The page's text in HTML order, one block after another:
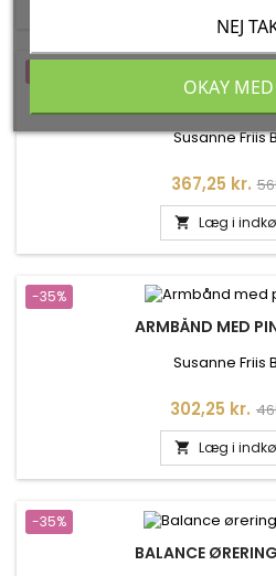
ARMBÅND MED GYLDEN
Susanne Friis
Pris
367,25 kr.
 Læg i
-35%
ARMBÅND MED
Susanne Friis
Pris
302,25 kr.
 Læg i
-35%
BALANCE
NEJ
OKAY